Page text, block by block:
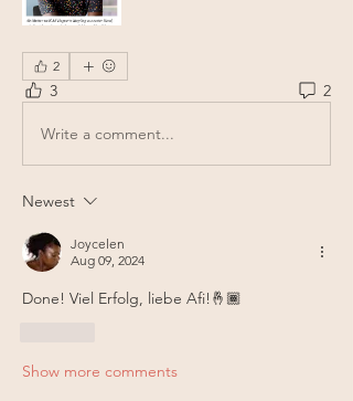
2
3 2
Write a comment...
Newest
Joycelen
Aug 09, 2024
Done! Viel Erfolg, liebe Afi!🤞🏾
Show more comments